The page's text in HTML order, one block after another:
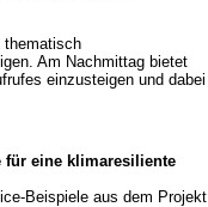
thematisch
Am Nachmittag bietet
einzusteigen und dabei
für eine klimaresiliente
Beispiele aus dem Projekt